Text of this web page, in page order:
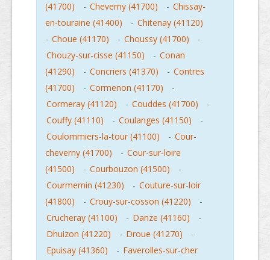
(41700)
- Cheverny (41700) - Chissay-
en-touraine (41400)
- Chitenay (41120)
- Choue (41170) - Choussy (41700)
-
Chouzy-sur-cisse (41150)
- Conan
(41290)
- Concriers (41370) - Contres
(41700)
- Cormenon (41170)
-
Cormeray (41120)
- Couddes (41700)
-
Couffy (41110)
- Coulanges (41150)
-
Coulommiers-la-tour (41100)
- Cour-
cheverny (41700)
- Cour-sur-loire
(41500)
- Courbouzon (41500)
-
Courmemin (41230)
- Couture-sur-loir
(41800)
- Crouy-sur-cosson (41220)
-
Crucheray (41100)
- Danze (41160)
-
Dhuizon (41220)
- Droue (41270)
-
Epuisay (41360)
- Faverolles-sur-cher